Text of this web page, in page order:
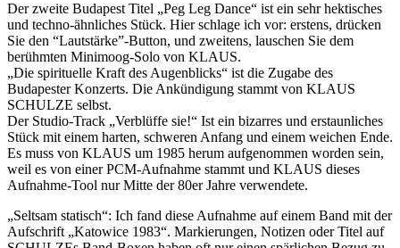
Der zweite Budapest Titel „Peg Leg Dance“ ist ein sehr hektisches
und techno-ähnliches Stück. Hier schlage ich vor: erstens, drücken
Sie den “Lautstärke”-Button, und zweitens, lauschen Sie dem
berühmten Minimoog-Solo von KLAUS.
„Die spirituelle Kraft des Augenblicks“ ist die Zugabe des
Budapester Konzerts. Die Ankündigung stammt von KLAUS
SCHULZE selbst.
Der Studio-Track „Verblüffe sie!“ Ist ein bizarres und erstaunliches
Stück mit einem harten, schweren Anfang und einem weichen Ende.
Es muss von KLAUS um 1985 herum aufgenommen worden sein,
weil es von einer PCM-Aufnahme stammt und KLAUS dieses
Aufnahme-Tool nur Mitte der 80er Jahre verwendete.
„Seltsam statisch“: Ich fand diese Aufnahme auf einem Band mit der
Aufschrift „Katowice 1983“. Markierungen, Notizen oder Titel auf